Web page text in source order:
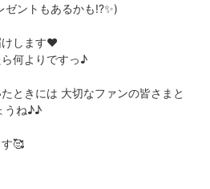
ントもあるかも!?✨)
けします❤️
何よりですっ♪
ときには 大切なファンの皆さまと
うね♪♪
🥰